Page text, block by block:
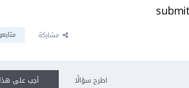
مشاركة
أجب على اطرح سؤالًا